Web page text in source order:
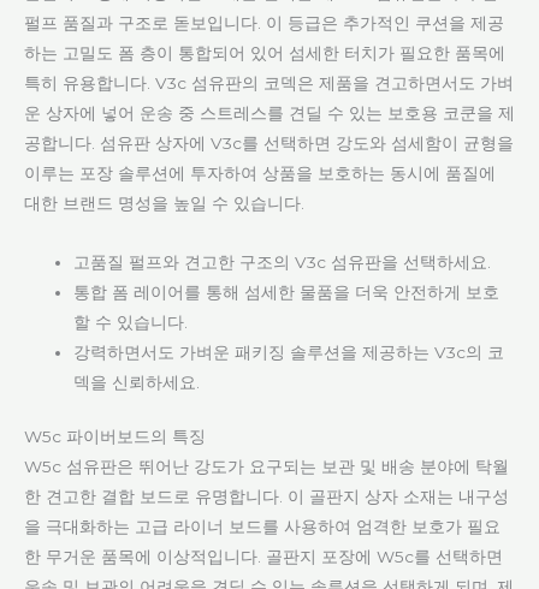
펄프 품질과 구조로 돋보입니다. 이 등급은 추가적인 쿠션을 제공
하는 고밀도 폼 층이 통합되어 있어 섬세한 터치가 필요한 품목에
특히 유용합니다. V3c 섬유판의 코덱은 제품을 견고하면서도 가벼
운 상자에 넣어 운송 중 스트레스를 견딜 수 있는 보호용 코쿤을 제
공합니다. 섬유판 상자에 V3c를 선택하면 강도와 섬세함이 균형을
이루는 포장 솔루션에 투자하여 상품을 보호하는 동시에 품질에
대한 브랜드 명성을 높일 수 있습니다.
고품질 펄프와 견고한 구조의 V3c 섬유판을 선택하세요.
통합 폼 레이어를 통해 섬세한 물품을 더욱 안전하게 보호
할 수 있습니다.
강력하면서도 가벼운 패키징 솔루션을 제공하는 V3c의 코
덱을 신뢰하세요.
W5c 파이버보드의 특징
W5c 섬유판은 뛰어난 강도가 요구되는 보관 및 배송 분야에 탁월
한 견고한 결합 보드로 유명합니다. 이 골판지 상자 소재는 내구성
을 극대화하는 고급 라이너 보드를 사용하여 엄격한 보호가 필요
한 무거운 품목에 이상적입니다. 골판지 포장에 W5c를 선택하면